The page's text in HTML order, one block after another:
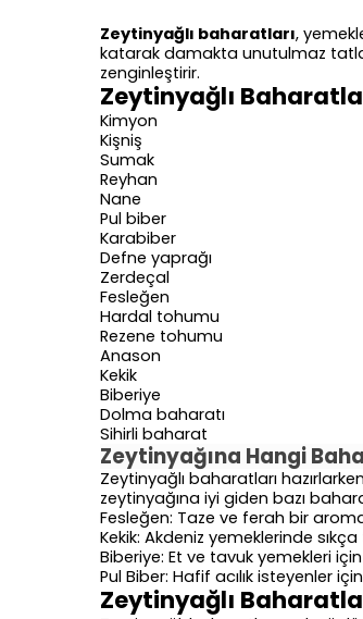
Zeytinyağlı baharatları,
katarak damakta unutulmaz
zenginleştirir.
Zeytinyağlı
Kimyon
Kişniş
Sumak
Reyhan
Nane
Pul biber
Karabiber
Defne yaprağı
Zerdeçal
Fesleğen
Hardal tohumu
Rezene tohumu
Anason
Kekik
Biberiye
Dolma baharatı
Sihirli baharat
Zeytinyağına Hangi
Zeytinyağlı baharatları
zeytinyağına iyi giden bazı
Fesleğen: Taze ve ferah bir
Kekik: Akdeniz yemeklerinde
Biberiye: Et ve tavuk yemekleri
Pul Biber: Hafif acılık isteyenler
Zeytinyağlı